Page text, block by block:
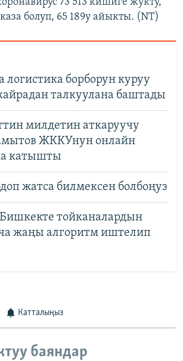
73 513 кишиге жукту,
болуп, 65 189у айыкты. (NT)
борборун куруу
талкуулана баштады
милдетин аткаруучу
ЖККУнун онлайн
катышты
жатса билмексен болбоңуз
Бишкекте тойканалардын
жаңы алгоритм иштелип
Катталыңыз
баяндар